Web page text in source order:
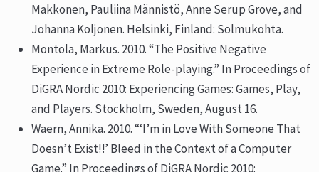
Makkonen, Pauliina Männistö, Anne Serup Grove, and
Johanna Koljonen. Helsinki, Finland: Solmukohta.
Montola, Markus. 2010. “The Positive Negative
Experience in Extreme Role-playing.” In Proceedings of
DiGRA Nordic 2010: Experiencing Games: Games, Play,
and Players. Stockholm, Sweden, August 16.
Waern, Annika. 2010. “‘I’m in Love With Someone That
Doesn’t Exist!!’ Bleed in the Context of a Computer
Game.” In Proceedings of DiGRA Nordic 2010: